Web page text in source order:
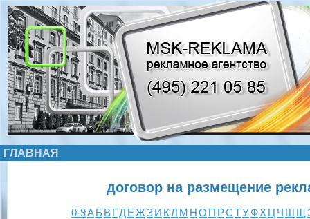
ГЛАВНАЯ
договор на размещение
0-9АБ ВГДЕЖЗИ КЛ М НО П РСТУФХ Ц Ч Ш Щ